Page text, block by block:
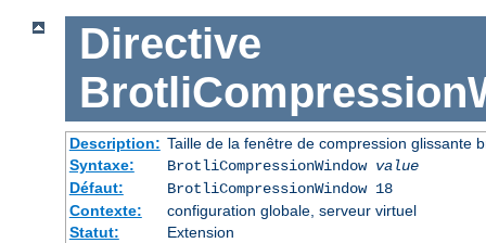
Directive
Description: Taille de la fenêtre de compression glissante
Syntaxe:
BrotliCompressionWindow value
Défaut:
BrotliCompressionWindow 18
Contexte:
configuration globale, serveur virtuel
Statut:
Extension